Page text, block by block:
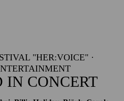
"HER:VOICE" ·
CONCERT